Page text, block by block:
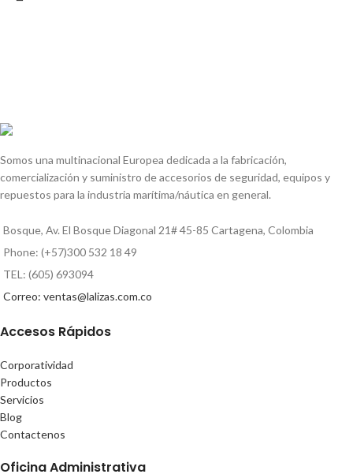
Somos una multinacional Europea dedicada a la fabricación,
comercialización y suministro de accesorios de seguridad, equipos y
repuestos para la industria marítima/náutica en general.
Bosque, Av. El Bosque Diagonal 21# 45-85 Cartagena, Colombia
Phone: (+57)300 532 18 49
TEL: (605) 693094
Correo: ventas@lalizas.com.co
Accesos Rápidos
Corporatividad
Productos
Servicios
Blog
Contactenos
Oficina Administrativa